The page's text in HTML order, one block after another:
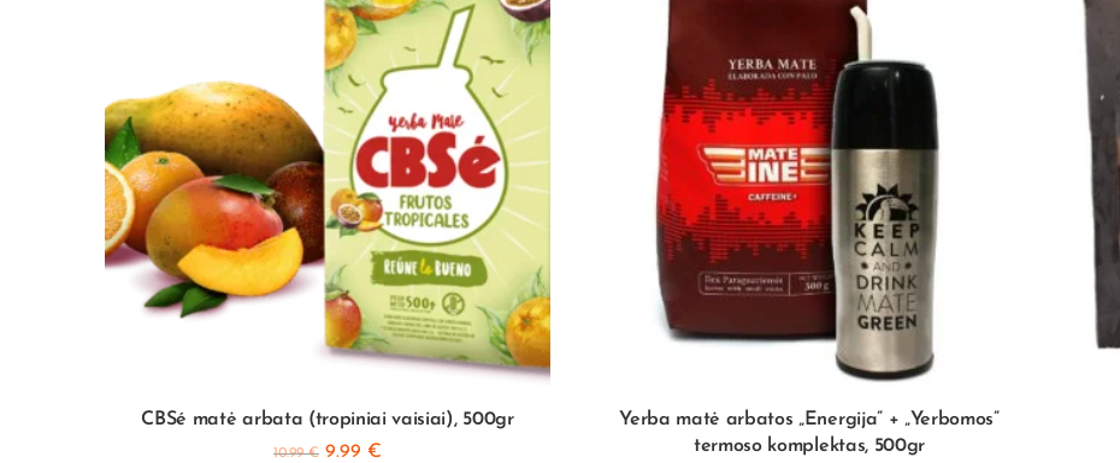
CBSé matė arbata (tropiniai vaisiai), 500gr
10.99€ 9.99 €
Yerba matė arbatos „Energija” + „Yerbomos”
termoso komplektas, 500gr